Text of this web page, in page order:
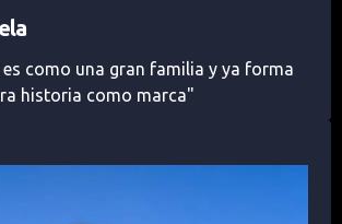
es como una gran familia y ya forma
historia como marca"